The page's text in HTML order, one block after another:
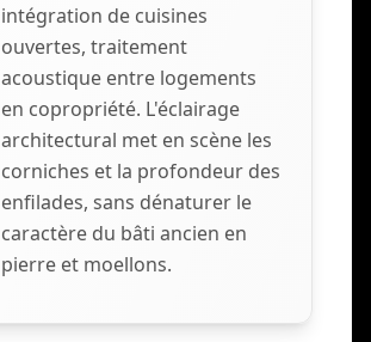
intégration de cuisines
ouvertes, traitement
acoustique entre logements
en copropriété. L'éclairage
architectural met en scène les
corniches et la profondeur des
enfilades, sans dénaturer le
caractère du bâti ancien en
pierre et moellons.